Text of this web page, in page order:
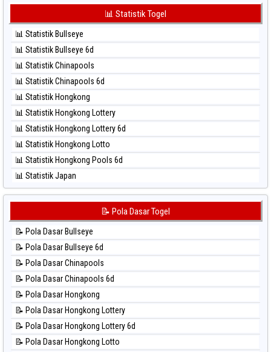
⚽ Bola Merah Taiwan
⚽ Bola Hitam Kuda Lari
⚽ Bola Hitam Magnum Cambodia
⚽ Bola Hitam Nagoya
⚽ Bola Hitam North Carolina Day
⚽ Bola Hitam Pcso
⚽ Bola Hitam Sao Paulo
⚽ Bola Hitam Singapore
⚽ Bola Hitam Sydney
⚽ Bola Hitam Sydney Lottery
⚽ Bola Hitam Sydney Lottery 6d
⚽ Bola Hitam Sydney Lotto
⚽ Bola Hitam Taiwan
📊 Statistik Togel
📊 Statistik Bullseye
📊 Statistik Bullseye 6d
📊 Statistik Chinapools
📊 Statistik Chinapools 6d
📊 Statistik Hongkong
📊 Statistik Hongkong Lottery
📊 Statistik Hongkong Lottery 6d
📊 Statistik Hongkong Lotto
📊 Statistik Hongkong Pools 6d
📊 Statistik Japan
📊 Statistik Japan 6d
📊 Statistik Kuda Lari
📊 Statistik Magnum Cambodia
📊 Statistik Nagoya
📊 Statistik New York Midday
📊 Statistik North Carolina Day
📊 Statistik Pcso
📊 Statistik Pennsylvania Day
📊 Statistik Sao Paulo
📊 Statistik Singapore
📝 Pola Dasar Togel
📝 Pola Dasar Bullseye
📝 Pola Dasar Bullseye 6d
📝 Pola Dasar Chinapools
📝 Pola Dasar Chinapools 6d
📝 Pola Dasar Hongkong
📝 Pola Dasar Hongkong Lottery
📝 Pola Dasar Hongkong Lottery 6d
📝 Pola Dasar Hongkong Lotto